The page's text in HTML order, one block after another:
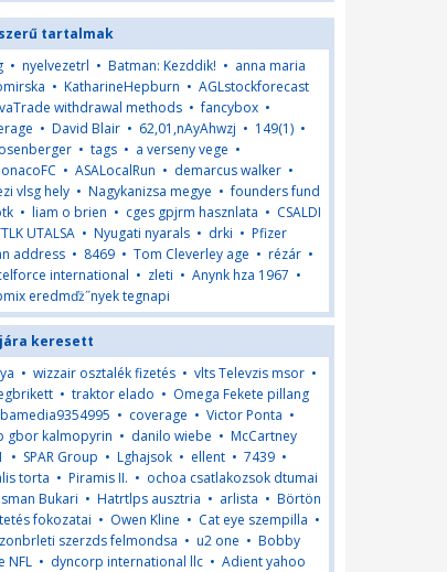
tartalmak
• nyelvezetrl • Batman: Kezddik! • anna maria
• KatharineHepburn • AGLstockforecast
withdrawal methods •fancybox •
• David Blair • 62,01,nAyAhwzj • 149(1) •
• tags • a verseny vege •
• ASALocalRun • demarcus walker •
vlsg hely • Nagykanizsa megye •founders fund
• liam o brien • cges gpjrm hasznlata • CSALDI
UTALSA • Nyugati nyarals • drki • Pfizer
address • 8469 • Tom Cleverley age • rézár •
international • zleti • Anynk hza 1967 •
eredmďż˝nyek tegnapi
keresett
• wizzair osztalék fizetés • vlts Televzis msor •
• traktor elado • Omega Fekete pillang
• coverage • Victor Ponta •
gbor kalmopyrin • danilo wiebe • McCartney
• SPAR Group • Lghajsok • ellent • 7439 •
torta • Piramis II. • ochoa csatlakozsok dtumai
Bukari • Hatrtlps ausztria • arlista • Börtön
fokozatai • Owen Kline • Cat eye szempilla •
szerzds felmondsa • u2 one • Bobby
NFL • dyncorp international llc • Adient yahoo